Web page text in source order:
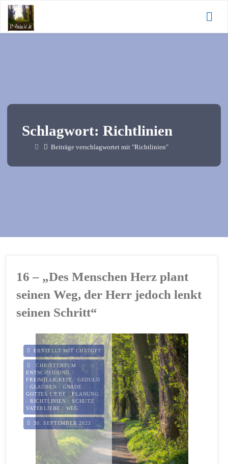
Zum
Inhalt
springen
Schlagwort:Richtlinien
StartBeiträge verschlagwortet mit "Richtlinien"
16 – „Des Menschen Herz plant
seinen Weg, der Herr jedoch lenkt
seinen Schritt“
ERSTELLT MIT CHATGPT
CHRISTENTUM /
ENTSCHEIDUNG /
FREIWILLIGKEIT / GEDULD
/ GLAUBEN /GNADE /
GOTTES LIEBE /PLANUNG
/ RICHTLINIEN / SCHUTZ /
VATERLIEBE / WEG
30. SEPTEMBER 2023